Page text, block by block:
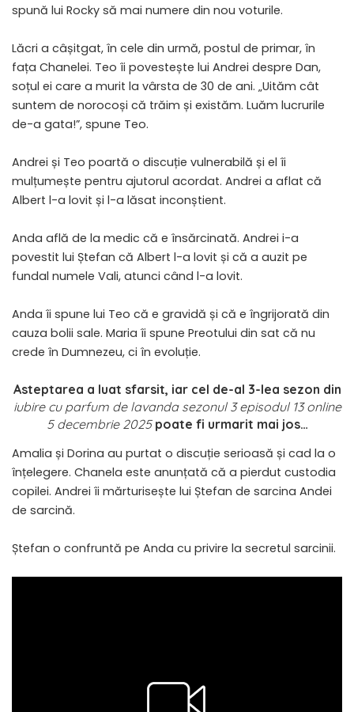
spună lui Rocky să mai numere din nou voturile.
Lăcri a câșitgat, în cele din urmă, postul de primar, în
fața Chanelei. Teo îi povestește lui Andrei despre Dan,
soțul ei care a murit la vârsta de 30 de ani. „Uităm cât
suntem de norocoși că trăim și existăm. Luăm lucrurile
de-a gata!”, spune Teo.
Andrei și Teo poartă o discuție vulnerabilă și el îi
mulțumește pentru ajutorul acordat. Andrei a aflat că
Albert l-a lovit și l-a lăsat inconștient.
Anda află de la medic că e însărcinată. Andrei i-a
povestit lui Ștefan că Albert l-a lovit și că a auzit pe
fundal numele Vali, atunci când l-a lovit.
Anda îi spune lui Teo că e gravidă și că e îngrijorată din
cauza bolii sale. Maria îi spune Preotului din sat că nu
crede în Dumnezeu, ci în evoluție.
Asteptarea a luat sfarsit, iar cel de-al 3-lea sezon din
iubire cu parfum de lavanda sezonul 3 episodul 13 online
5 decembrie 2025poate fi urmarit mai jos…
Amalia și Dorina au purtat o discuție serioasă și cad la o
înțelegere. Chanela este anunțată că a pierdut custodia
copilei. Andrei îi mărturisește lui Ștefan de sarcina Andei
de sarcină.
Ștefan o confruntă pe Anda cu privire la secretul sarcinii.